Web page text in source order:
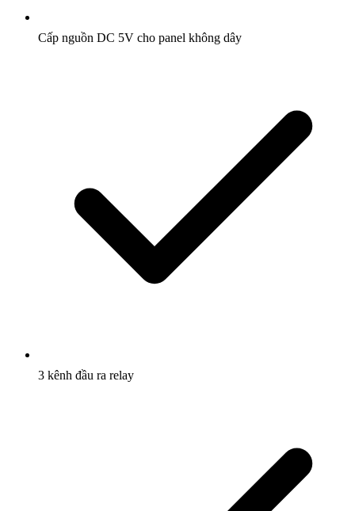
Cấp nguồn DC 5V cho panel không dây
3 kênh đầu ra relay